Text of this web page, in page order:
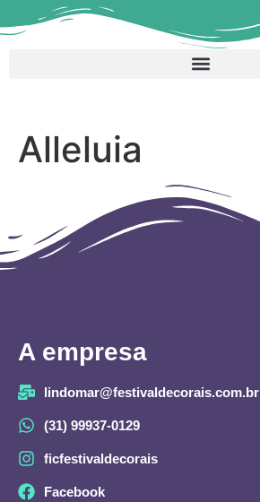
Alleluia
A empresa
lindomar@festivaldecorais.com.br
(31) 99937-0129
ficfestivaldecorais
Facebook